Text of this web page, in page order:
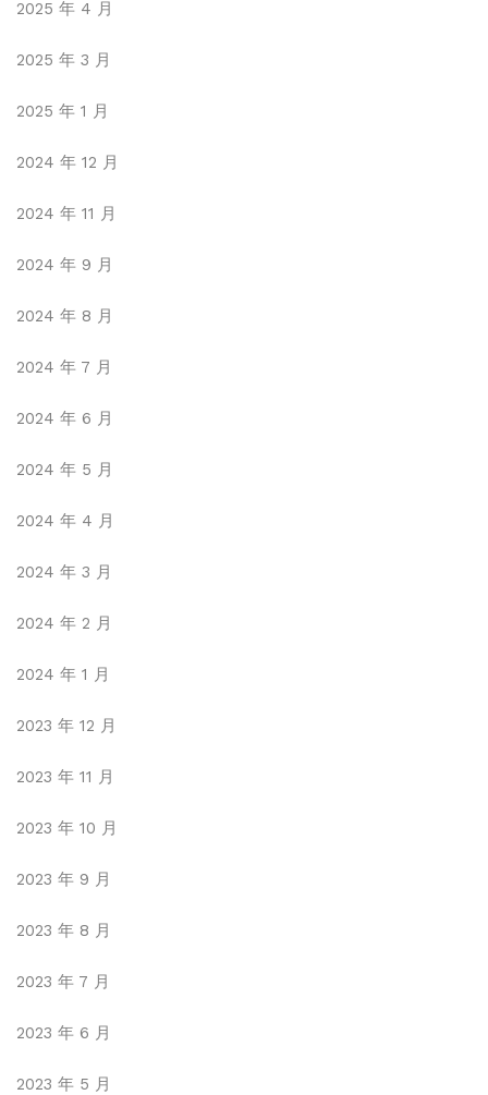
2025 年 4 月
2025 年 3 月
2025 年 1 月
2024 年 12 月
2024 年 11 月
2024 年 9 月
2024 年 8 月
2024 年 7 月
2024 年 6 月
2024 年 5 月
2024 年 4 月
2024 年 3 月
2024 年 2 月
2024 年 1 月
2023 年 12 月
2023 年 11 月
2023 年 10 月
2023 年 9 月
2023 年 8 月
2023 年 7 月
2023 年 6 月
2023 年 5 月